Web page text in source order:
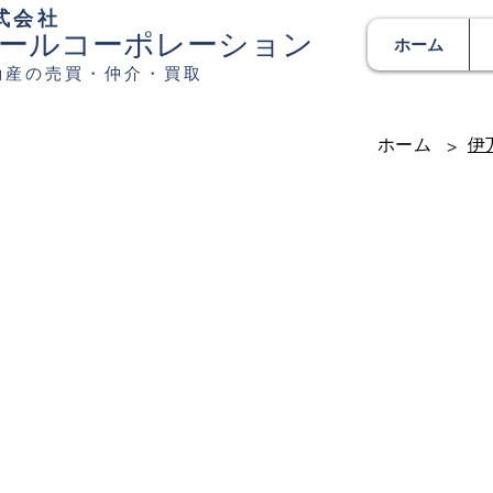
会社
ルコーポレーション
産の売買・仲介・買取
ホーム
ホーム > 伊